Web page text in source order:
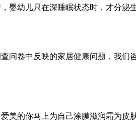
婴幼儿只在深睡眠状态时，才分
卷中反映的家居健康问题，我们
你马上为自己涂膜滋润霜为皮肤